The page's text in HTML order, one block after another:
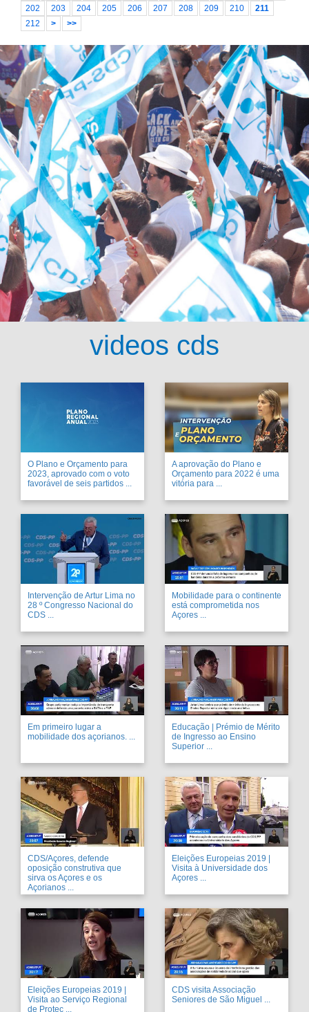
202
203 204 205 206 207 208 209 210
211
212
> >>
videos cds
O Plano e Orçamento para
2023, aprovado com o voto
favorável de seis partidos ...
A aprovação do Plano e
Orçamento para 2022 é uma
vitória para ...
Intervenção de Artur Lima no
28 º Congresso Nacional do
CDS ...
Mobilidade para o continente
está comprometida nos
Açores ...
Em primeiro lugar a
mobilidade dos açorianos. ...
Educação | Prémio de Mérito
de Ingresso ao Ensino
Superior ...
CDS/Açores, defende
oposição construtiva que
sirva os Açores e os
Açorianos ...
Eleições Europeias 2019 |
Visita à Universidade dos
Açores ...
Eleições Europeias 2019 |
Visita ao Serviço Regional
de Proteç ...
CDS visita Associação
Seniores de São Miguel ...